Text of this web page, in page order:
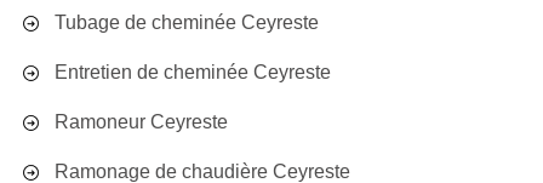
Tubage de cheminée Ceyreste
Entretien de cheminée Ceyreste
Ramoneur Ceyreste
Ramonage de chaudière Ceyreste